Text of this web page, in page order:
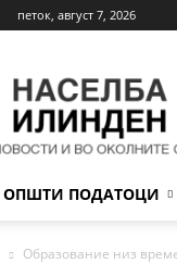
петок, август 7, 2026
Илинден
ОПШТИ ПОДАТОЦИ
Образование низ